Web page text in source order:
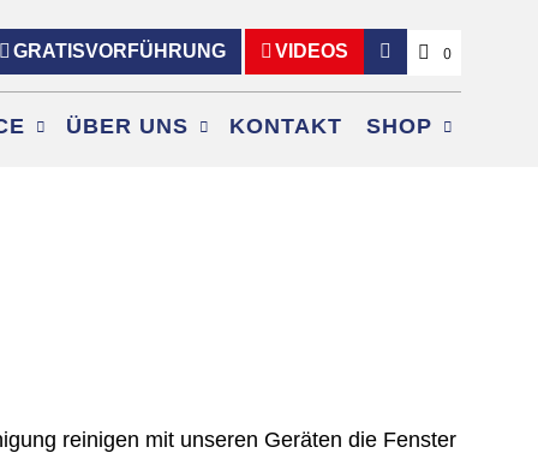
GRATISVORFÜHRUNG VIDEOS 0
ÜBER UNS KONTAKT SHOP
reinigen mit unseren Geräten die Fenster